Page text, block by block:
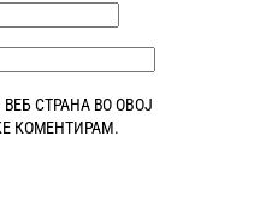
СТРАНА ВО ОВОЈ
КОМЕНТИРАМ.